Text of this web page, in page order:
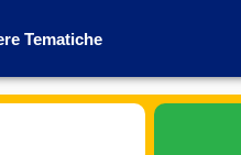
Tematiche